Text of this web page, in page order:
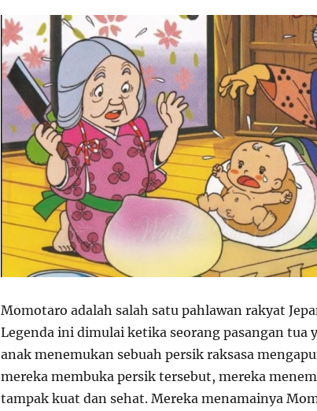
Momotaro adalah salah satu pahlawan rakyat
Legenda ini dimulai ketika seorang pasangan tua
anak menemukan sebuah persik raksasa
mereka membuka persik tersebut, mereka
tampak kuat dan sehat. Mereka menamainya